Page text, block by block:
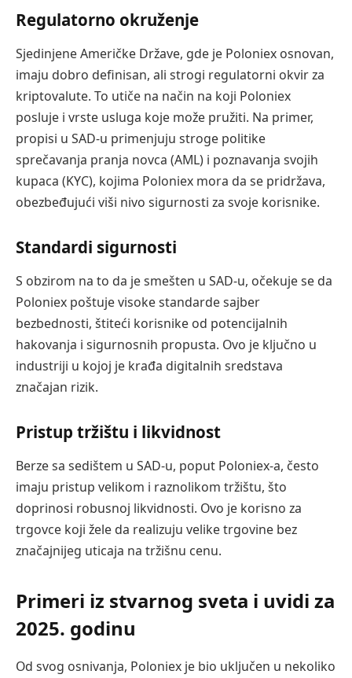
Regulatorno okruženje
Sjedinjene Američke Države, gde je Poloniex osnovan,
imaju dobro definisan, ali strogi regulatorni okvir za
kriptovalute. To utiče na način na koji Poloniex
posluje i vrste usluga koje može pružiti. Na primer,
propisi u SAD-u primenjuju stroge politike
sprečavanja pranja novca (AML) i poznavanja svojih
kupaca (KYC), kojima Poloniex mora da se pridržava,
obezbeđujući viši nivo sigurnosti za svoje korisnike.
Standardi sigurnosti
S obzirom na to da je smešten u SAD-u, očekuje se da
Poloniex poštuje visoke standarde sajber
bezbednosti, štiteći korisnike od potencijalnih
hakovanja i sigurnosnih propusta. Ovo je ključno u
industriji u kojoj je krađa digitalnih sredstava
značajan rizik.
Pristup tržištu i likvidnost
Berze sa sedištem u SAD-u, poput Poloniex-a, često
imaju pristup velikom i raznolikom tržištu, što
doprinosi robusnoj likvidnosti. Ovo je korisno za
trgovce koji žele da realizuju velike trgovine bez
značajnijeg uticaja na tržišnu cenu.
Primeri iz stvarnog sveta i uvidi za
2025. godinu
Od svog osnivanja, Poloniex je bio uključen u nekoliko